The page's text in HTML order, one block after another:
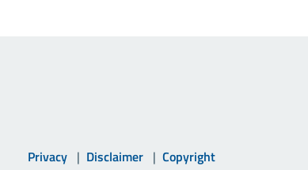
Privacy Disclaimer Copyright